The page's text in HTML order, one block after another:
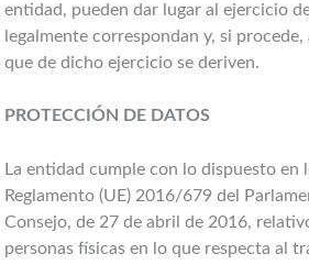
entidad, pueden dar lugar al ejercicio
legalmente correspondan y, si
que de dicho ejercicio se deriven.
PROTECCIÓN DE DATOS
La entidad cumple con lo dispuesto en
Reglamento (UE) 2016/679 del
Consejo, de 27 de abril de 2016,
personas físicas en lo que respecta al